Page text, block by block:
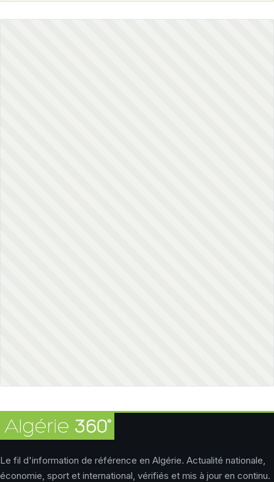
Le fil d'information de référence en Algérie. Actualité nationale,
économie, sport et international, vérifiés et mis à jour en continu.